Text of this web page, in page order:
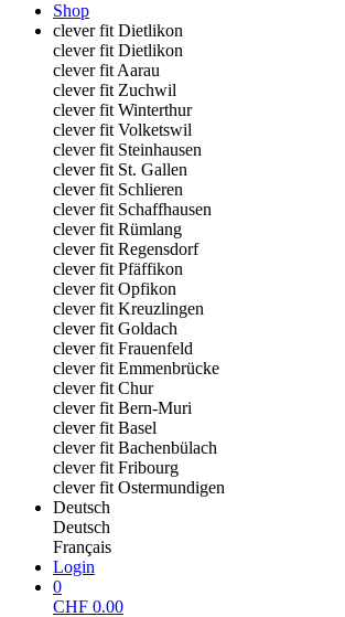
Shop
clever fit Dietlikon
clever fit Dietlikon
clever fit Aarau
clever fit Zuchwil
clever fit Winterthur
clever fit Volketswil
clever fit Steinhausen
clever fit St. Gallen
clever fit Schlieren
clever fit Schaffhausen
clever fit Rümlang
clever fit Regensdorf
clever fit Pfäffikon
clever fit Opfikon
clever fit Kreuzlingen
clever fit Goldach
clever fit Frauenfeld
clever fit Emmenbrücke
clever fit Chur
clever fit Bern-Muri
clever fit Basel
clever fit Bachenbülach
clever fit Fribourg
clever fit Ostermundigen
Deutsch
Deutsch
Français
Login
0
CHF 0.00